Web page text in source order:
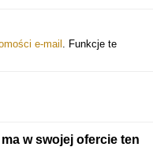
e-mail . Funkcje te
w swojej ofercie ten